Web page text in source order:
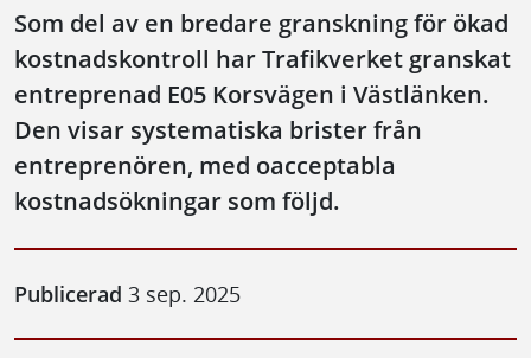
Som del av en bredare granskning för ökad
kostnadskontroll har Trafikverket granskat
entreprenad E05 Korsvägen i Västlänken.
Den visar systematiska brister från
entreprenören, med oacceptabla
kostnadsökningar som följd.
Publicerad 3 sep. 2025